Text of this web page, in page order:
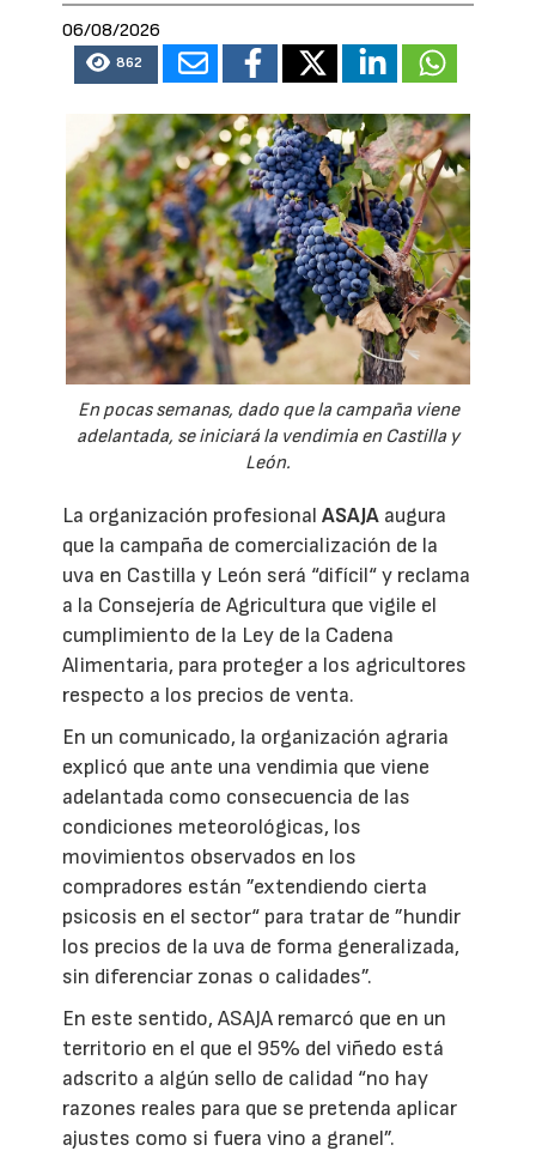
06/08/2026
862
En pocas semanas, dado que la campaña viene
adelantada, se iniciará la vendimia en Castilla y
León.
La organización profesionalASAJA augura
que la campaña de comercialización de la
uva en Castilla y León será “difícil“ y reclama
a la Consejería de Agricultura que vigile el
cumplimiento de la Ley de la Cadena
Alimentaria, para proteger a los agricultores
respecto a los precios de venta.
En un comunicado, la organización agraria
explicó que ante una vendimia que viene
adelantada como consecuencia de las
condiciones meteorológicas, los
movimientos observados en los
compradores están ”extendiendo cierta
psicosis en el sector“ para tratar de ”hundir
los precios de la uva de forma generalizada,
sin diferenciar zonas o calidades”.
En este sentido, ASAJA remarcó que en un
territorio en el que el 95% del viñedo está
adscrito a algún sello de calidad “no hay
razones reales para que se pretenda aplicar
ajustes como si fuera vino a granel”.